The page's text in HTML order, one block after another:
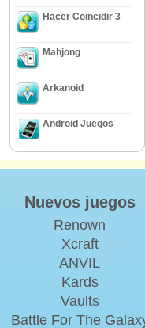
Hacer Coincidir 3
Mahjong
Arkanoid
Android Juegos
Nuevos juegos
Renown
Xcraft
ANVIL
Kards
Vaults
Battle For The